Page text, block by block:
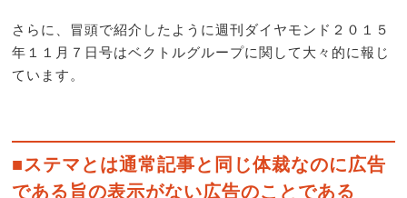
さらに、冒頭で紹介したように週刊ダイヤモンド２０１５
年１１月７日号はベクトルグループに関して大々的に報じ
ています。
■ステマとは通常記事と同じ体裁なのに広告
である旨の表示がない広告のことである